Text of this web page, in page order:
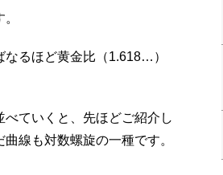
るほど黄金比（1.618…）
ていくと、先ほどご紹介し
線も対数螺旋の一種です。